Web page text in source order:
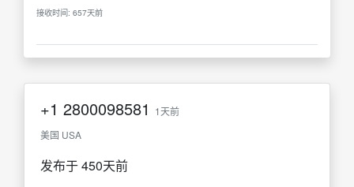
接收时间: 657天前
+1 2800098581
1天前
美国 USA
发布于 450天前